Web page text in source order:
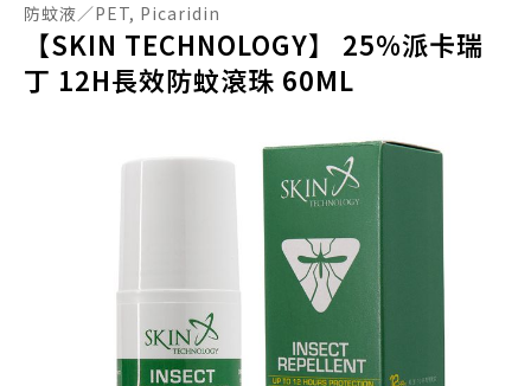
防蚊液／PET, Picaridin
【SKIN TECHNOLOGY】 25%派卡瑞
丁 12H長效防蚊滾珠 60ML